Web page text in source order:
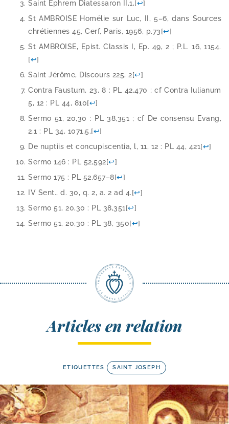
Saint Ephrem Diatessaron II,1,[↩]
St AMBROISE Homélie sur Luc, II, 5–6, dans Sources
chré­tiennes 45, Cerf, Paris, 1956, p.73[↩]
St AMBROISE, Epist. Classis I, Ep. 49, 2 ; P.L. 16, 1154.
[↩]
Saint Jérôme, Discours 225, 2[↩]
Contra Faustum, 23, 8 : PL 42,470 ; cf Contra Iulianum
5, 12 : PL 44, 810[↩]
Sermo 51, 20,30 : PL 38,351 ; cf De consen­su Evang,
2,1 : PL 34, 1071,5.[↩]
De nup­tiis et concu­pis­cen­tia, l, 11, 12 : PL 44, 421[↩]
Sermo 146 : PL 52,592[↩]
Sermo 175 : PL 52,657–8[↩]
IV Sent., d. 30, q. 2, a. 2 ad 4.[↩]
Sermo 51, 20,30 : PL 38,351[↩]
Sermo 51, 20,30 : PL 38, 350[↩]
Articles en relation
ETIQUETTES SAINT JOSEPH